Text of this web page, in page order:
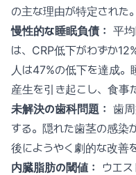
の主な理由が特定された。
慢性的な睡眠負債： 平
は、CRP低下がわずか
人は47%の低下を達成。
産生を引き起こし、食事
未解決の歯科問題： 歯
する。隠れた歯茎の感染
後にようやく劇的な改善
内臓脂肪の閾値： ウエ